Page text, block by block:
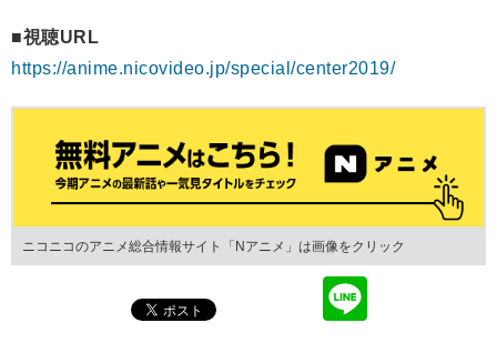
■視聴URL
https://anime.nicovideo.jp/special/center2019/
ニコニコのアニメ総合情報サイト「Nアニメ」は画像をクリック